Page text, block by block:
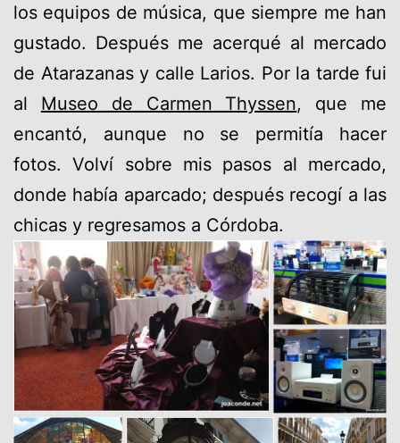
los equipos de música, que siempre me han
gustado. Después me acerqué al mercado
de Atarazanas y calle Larios. Por la tarde fui
al Museo de Carmen Thyssen, que me
encantó, aunque no se permitía hacer
fotos. Volví sobre mis pasos al mercado,
donde había aparcado; después recogí a las
chicas y regresamos a Córdoba.